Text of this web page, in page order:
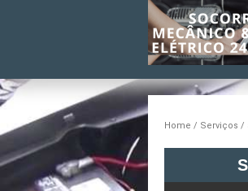
Home Serviços